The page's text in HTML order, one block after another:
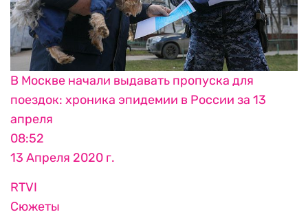
В Москве начали выдавать пропуска для
поездок: хроника эпидемии в России за 13
апреля
08:52
13 Апреля 2020 г.
RTVI
Сюжеты